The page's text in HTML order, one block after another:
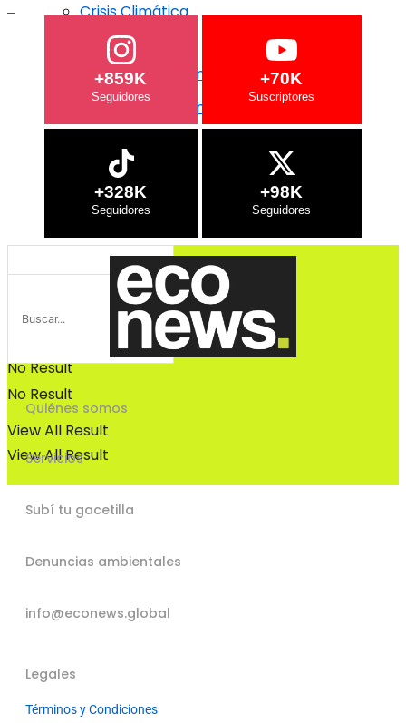
Crisis Climática
Agricultura regenerativa
Bosques
No Result
View All Result
Crisis Climática
Agricultura regenerativa
Océanos
No Result
View All Result
+859K +70K
+328K +98K
Quiénes somos
Servicios
Subí tu gacetilla
Denuncias ambientales
info@econews.global
Legales
Términos y Condiciones